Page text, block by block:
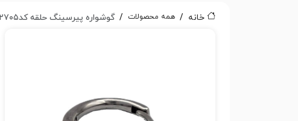
خانه همه محصولات گوشواره پیرسینگ حلقه کد۲۷۰۵